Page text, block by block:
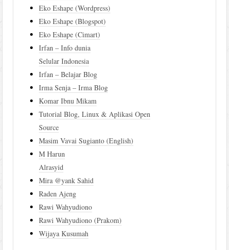
Eko Eshape (Wordpress)
Eko Eshape (Blogspot)
Eko Eshape (Cimart)
Irfan – Info dunia
Selular Indonesia
Irfan – Belajar Blog
Irma Senja – Irma Blog
Komar Ibnu Mikam
Tutorial Blog, Linux & Aplikasi Open
Source
Masim Vavai Sugianto (English)
M Harun
Alrasyid
Mira @yank Sahid
Raden Ajeng
Rawi Wahyudiono
Rawi Wahyudiono (Prakom)
Wijaya Kusumah